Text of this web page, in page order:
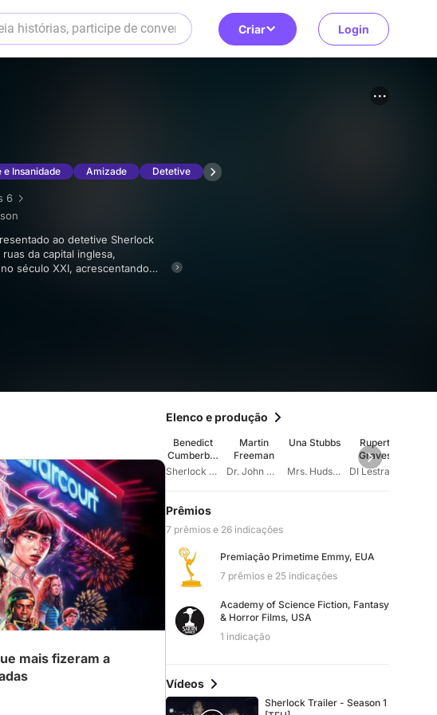
Criar Login
e Insanidade Amizade Detetive
6
da capital inglesa,
século XXI, acrescentando
mais fizeram a
Elenco e produção
Benedict
Cumberbat
ch
Sherlock Holmes
Martin
Freeman
Dr. John Watson
Una Stubbs
Mrs. Hudson
Rupert
Graves
DI Lestrade
Prêmios
7 prêmios e 26 indicações
Premiação Primetime Emmy, EUA
7 prêmios e 25 indicações
Academy of Science Fiction, Fantasy
& Horror Films, USA
1 indicação
Vídeos
Sherlock Trailer - Season 1